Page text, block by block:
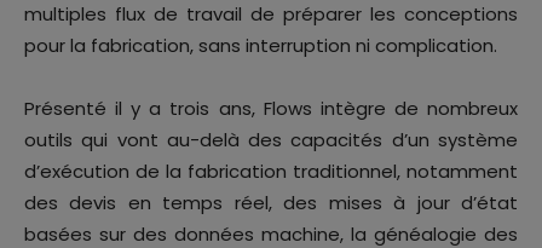
multiples flux de travail de préparer les conceptions
pour la fabrication, sans interruption ni complication.
Présenté il y a trois ans, Flows intègre de nombreux
outils qui vont au-delà des capacités d’un système
d’exécution de la fabrication traditionnel, notamment
des devis en temps réel, des mises à jour d’état
basées sur des données machine, la généalogie des